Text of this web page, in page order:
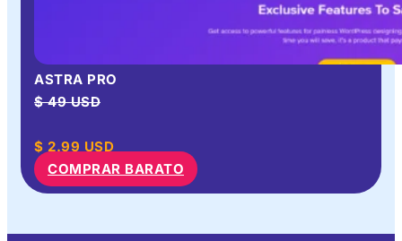
ASTRA PRO
$ 49 USD
$ 2.99 USD
COMPRAR BARATO